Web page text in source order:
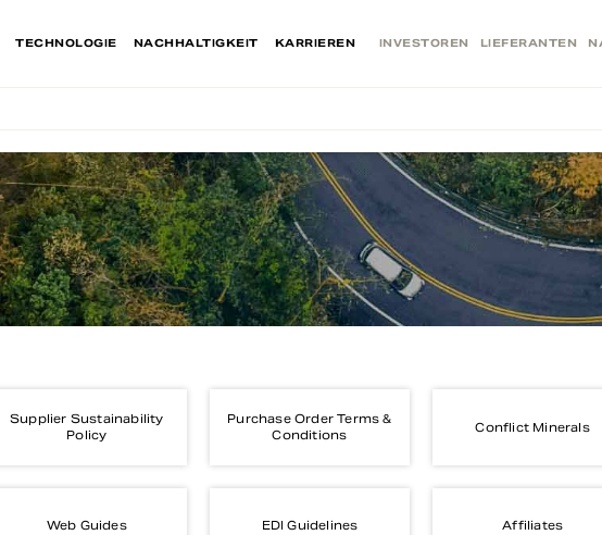
INVESTOREN LIEFERANTEN
TECHNOLOGIE NACHHALTIGKEIT KARRIEREN
Supplier Sustainability
Policy
Purchase Order Terms &
Conditions
Conflict Minerals
Web Guides EDI Guidelines Affiliates